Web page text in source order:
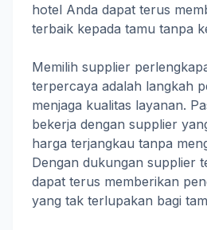
hotel Anda dapat terus
terbaik kepada tamu tanpa
Memilih supplier
terpercaya adalah langkah
menjaga kualitas layanan.
bekerja dengan supplier
harga terjangkau tanpa
Dengan dukungan supplier
dapat terus memberikan
yang tak terlupakan bagi